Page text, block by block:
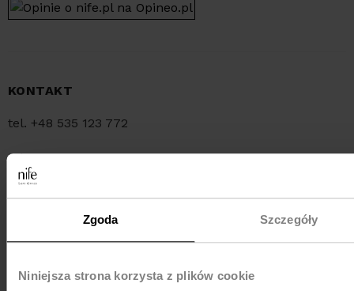
Zgoda Szczegóły
Niniejsza strona korzysta z plików cookie
KONTAKT
tel. +48 535 123 772
tel. +48 34 321 30 55
MEDIA e-mail:pr@nife.pl